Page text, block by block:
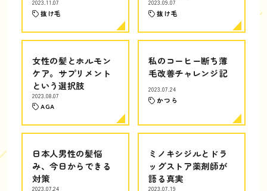
2023.11.07
抜け毛
2023.09.07
抜け毛
女性の髪とホルモン
ケア。サプリメント
という選択肢
2023.08.07
AGA
私のコーヒー断ち薄
毛改善チャレンジ記
2023.07.24
かつら
日本人男性の髪悩
み、今日からできる
対策
2023.07.24
ミノキシジルとドラ
ッグストア薬剤師が
語る真実
2023.07.19